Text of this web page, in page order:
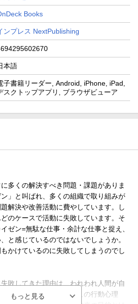
Books
ンプレス NextPublishing
本語
子書籍リーダー, Android, iPhone, iPad,
スクトップアプリ, ブラウザビューア
多くの解決すべき問題・課題がありま
」と叫ばれ、多くの組織で取り組みが
解決や改善活動に費やしています。し
のケースで活動に失敗しています。そ
ゼン=無駄な仕事・余計な仕事と捉え、
と感じているのではないでしょうか。
かけているのに失敗してしまうのでし
敗してきた理由は、われわれ人間が自
影響していたのです。この行動心理